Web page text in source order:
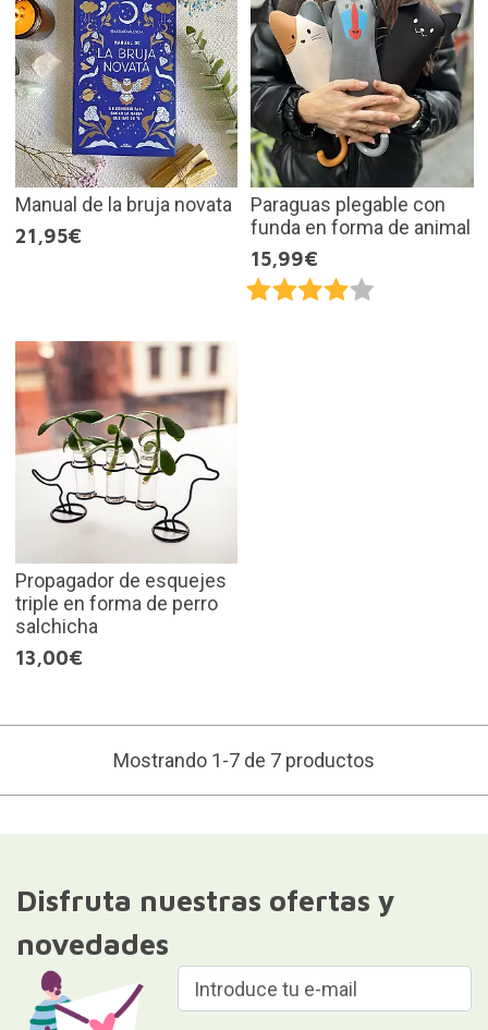
Manual de la bruja novata
21,95€
Paraguas plegable con
funda en forma de animal
15,99€
Propagador de esquejes
triple en forma de perro
salchicha
13,00€
Mostrando 1-7 de 7 productos
Disfruta nuestras ofertas y
novedades